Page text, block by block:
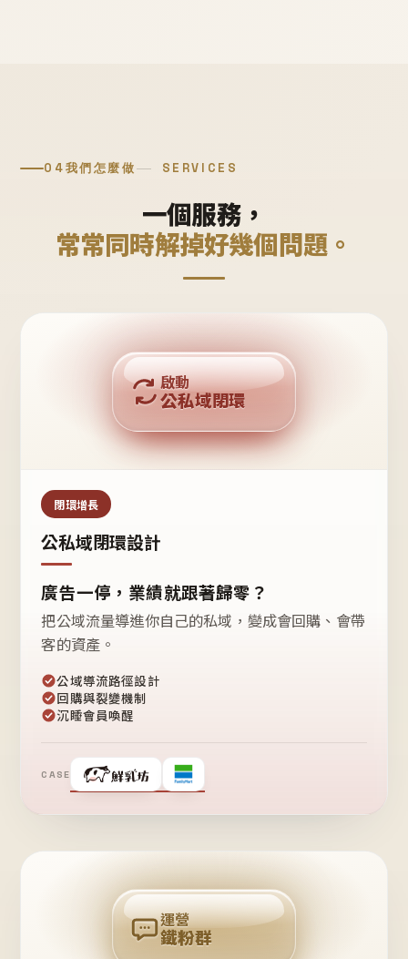
04我們怎麼做 SERVICES
一個服務，
常常同時解掉好幾個問題。
公域流量
私域鐵粉
回購複利
啟動
公私域閉環
閉環增長
公私域閉環設計
廣告一停，業績就跟著歸零？
把公域流量導進你自己的私域，變成會回購、會帶
客的資產。
公域導流路徑設計
回購與裂變機制
沉睡會員喚醒
CASE
❤
粉
回
購
運營
鐵粉群